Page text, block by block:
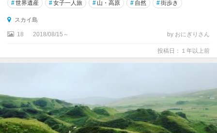
ラ
ス
ー
★
リ
ッ
ジ
#世界遺産 #女子一人旅 # 山・高原 # 自然 #街歩き
スカイ島
18 2018/08/15～ by おにぎりさん
投稿日：１年以上前